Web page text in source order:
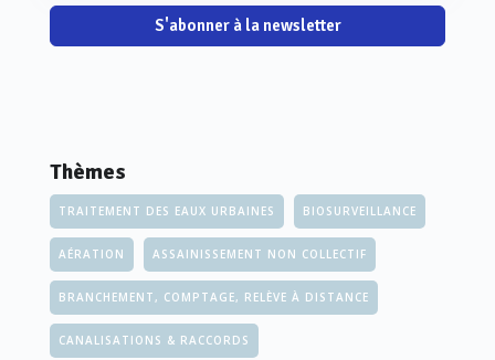
S'abonner à la newsletter
Thèmes
TRAITEMENT DES EAUX URBAINES BIOSURVEILLANCE
AÉRATION ASSAINISSEMENT NON COLLECTIF
BRANCHEMENT, COMPTAGE, RELÈVE À DISTANCE
CANALISATIONS & RACCORDS